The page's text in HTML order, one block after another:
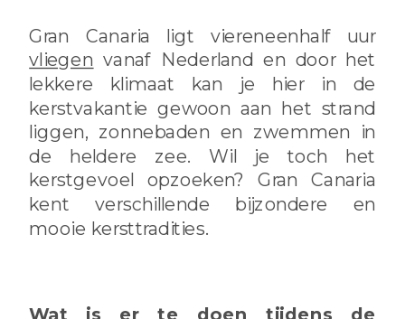
Gran Canaria ligt viereneenhalf uur
vliegen vanaf Nederland en door het
lekkere klimaat kan je hier in de
kerstvakantie gewoon aan het strand
liggen, zonnebaden en zwemmen in
de heldere zee. Wil je toch het
kerstgevoel opzoeken? Gran Canaria
kent verschillende bijzondere en
mooie kersttradities.
Wat is er te doen tijdens de